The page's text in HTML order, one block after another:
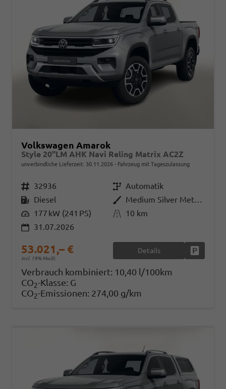
Volkswagen Amarok
Style 20"LM AHK Navi Reling Matrix AC2Z
unverbindliche Lieferzeit: 30.11.2026 Fahrzeug mit Tageszulassung
Fahrzeugnr. 32936 GetriebeAutomatik
Kraftstoff Diesel Außenfarbe
Medium Silver Metallic
Leistung 177 kW (241 PS) Kilometerstand 10 km
31.07.2026
53.021,– €
incl. 19% MwSt.
Details
Verbrauch kombiniert: 10,40 l/100km
CO2-Klasse: G
CO2-Emissionen: 274,00 g/km